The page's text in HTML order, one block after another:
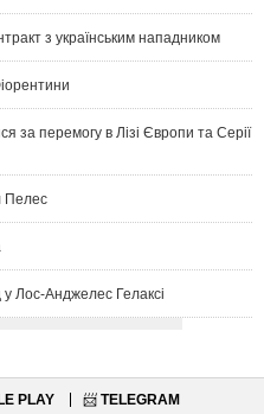
з українським нападником
за перемогу в Лізі Європи та Серії
Пелес
у Лос-Анджелес Гелаксі
PLAY 📨 TELEGRAM